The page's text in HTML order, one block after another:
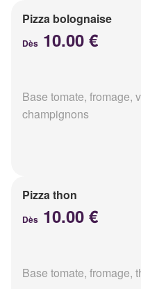
Pizza bolognaise
Dès 10.00 €
Base tomate, fromage,
champignons
Pizza thon
Dès 10.00 €
Base tomate, fromage,